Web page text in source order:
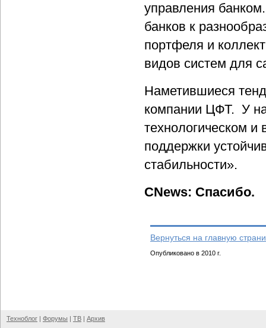
управления
банков к
портфеля и
видов систем для
Наметившиеся
компании ЦФТ. У
технологическом и
поддержки
стабильности».
CNews: Спасибо.
Вернуться на главную
Опубликовано в 2010 г.
Техноблог | Форумы | ТВ | Архив